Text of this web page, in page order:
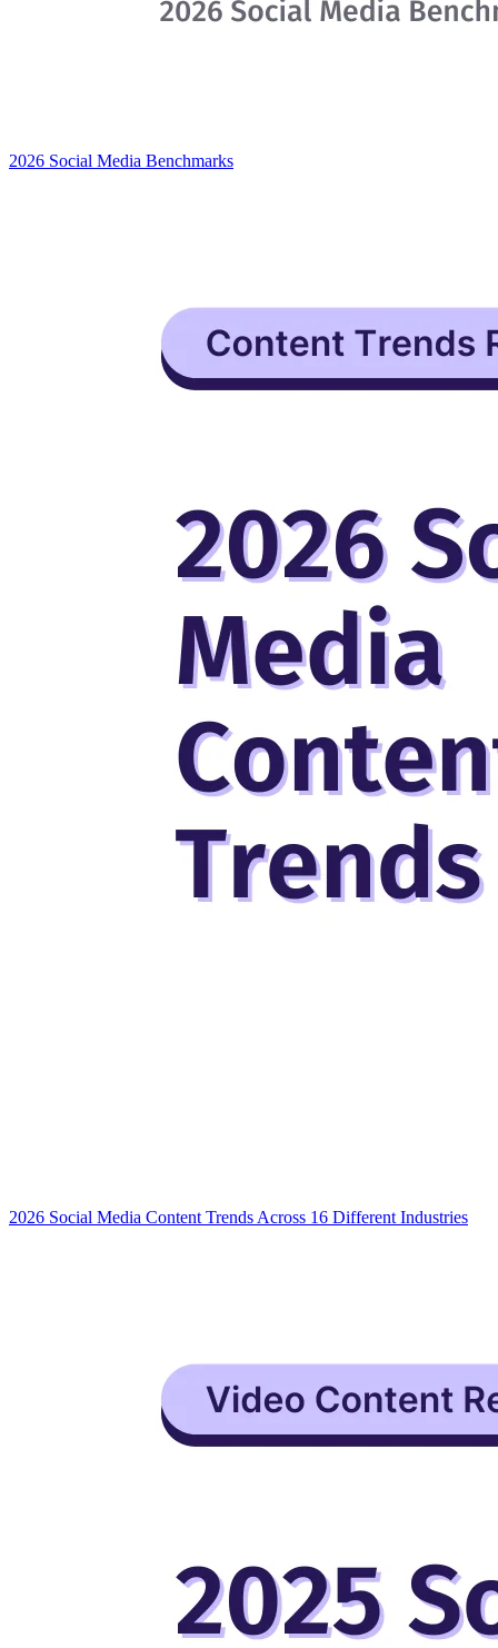
2026 Social Media Benchmarks
2026 Social Media Content Trends Across 16 Different Industries